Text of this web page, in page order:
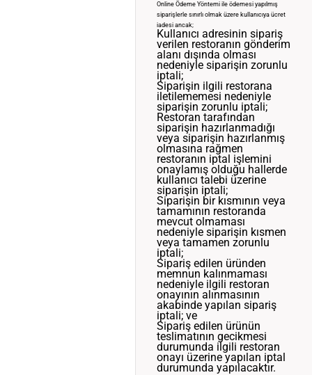
Online Ödeme Yöntemi ile ödemesi yapılmış
siparişlerle sınırlı olmak üzere kullanıcıya ücret
iadesi ancak;
Kullanıcı adresinin sipariş
verilen restoranın gönderim
alanı dışında olması
nedeniyle siparişin zorunlu
iptali;
Siparişin ilgili restorana
iletilememesi nedeniyle
siparişin zorunlu iptali;
Restoran tarafından
siparişin hazırlanmadığı
veya siparişin hazırlanmış
olmasına rağmen
restoranın iptal işlemini
onaylamış olduğu hallerde
kullanıcı talebi üzerine
siparişin iptali;
Siparişin bir kısmının veya
tamamının restoranda
mevcut olmaması
nedeniyle siparişin kısmen
veya tamamen zorunlu
iptali;
Sipariş edilen üründen
memnun kalınmaması
nedeniyle ilgili restoran
onayının alınmasının
akabinde yapılan sipariş
iptali; ve
Sipariş edilen ürünün
teslimatının gecikmesi
durumunda ilgili restoran
onayı üzerine yapılan iptal
durumunda yapılacaktır.